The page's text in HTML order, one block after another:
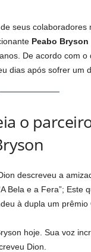
seus colaboradores
Peabo Bryson
De acordo com o
dias após sofrer um
o
descreveu a
Bela e a Fera”; Este
à dupla um prêmio
hoje. Sua voz
Dion.